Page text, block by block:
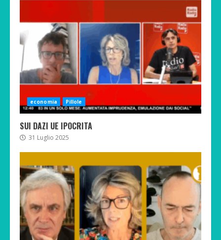
economia Pillole
SUI DAZI UE IPOCRITA
31 Luglio 2025